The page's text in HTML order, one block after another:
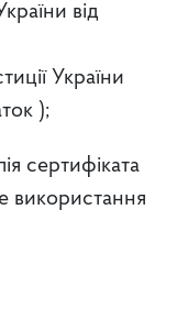
від
України
);
сертифіката
використання